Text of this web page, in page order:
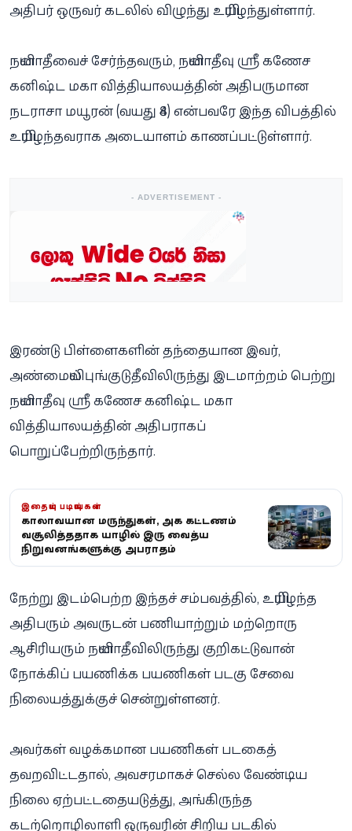
அதிபர் ஒருவர் கடலில் விழுந்து உயிரிழந்துள்ளார்.
நயினாதீவைச் சேர்ந்தவரும், நயினாதீவு ஸ்ரீ கணேச
கனிஷ்ட மகா வித்தியாலயத்தின் அதிபருமான
நடராசா மயூரன் (வயது 48) என்பவரே இந்த விபத்தில்
உயிரிழந்தவராக அடையாளம் காணப்பட்டுள்ளார்.
- ADVERTISEMENT -
இரண்டு பிள்ளைகளின் தந்தையான இவர்,
அண்மையில் புங்குடுதீவிலிருந்து இடமாற்றம் பெற்று
நயினாதீவு ஸ்ரீ கணேச கனிஷ்ட மகா
வித்தியாலயத்தின் அதிபராகப்
பொறுப்பேற்றிருந்தார்.
இதையும் படியுங்கள்
காலாவதியான மருந்துகள், அதிக கட்டணம்
வசூலித்ததாக யாழில் இரு வைத்திய
நிறுவனங்களுக்கு அபராதம்
நேற்று இடம்பெற்ற இந்தச் சம்பவத்தில், உயிரிழந்த
அதிபரும் அவருடன் பணியாற்றும் மற்றொரு
ஆசிரியரும் நயினாதீவிலிருந்து குறிகட்டுவான்
நோக்கிப் பயணிக்க பயணிகள் படகு சேவை
நிலையத்துக்குச் சென்றுள்ளனர்.
அவர்கள் வழக்கமான பயணிகள் படகைத்
தவறவிட்டதால், அவசரமாகச் செல்ல வேண்டிய
நிலை ஏற்பட்டதையடுத்து, அங்கிருந்த
கடற்றொழிலாளி ஒருவரின் சிறிய படகில்